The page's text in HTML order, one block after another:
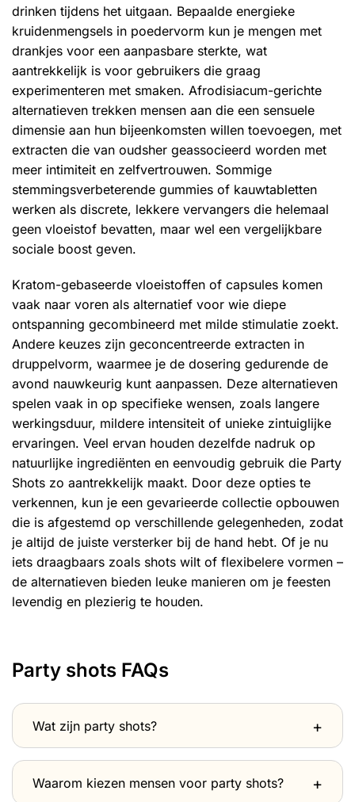
drinken tijdens het uitgaan. Bepaalde energieke
kruidenmengsels in poedervorm kun je mengen met
drankjes voor een aanpasbare sterkte, wat
aantrekkelijk is voor gebruikers die graag
experimenteren met smaken. Afrodisiacum-gerichte
alternatieven trekken mensen aan die een sensuele
dimensie aan hun bijeenkomsten willen toevoegen, met
extracten die van oudsher geassocieerd worden met
meer intimiteit en zelfvertrouwen. Sommige
stemmingsverbeterende gummies of kauwtabletten
werken als discrete, lekkere vervangers die helemaal
geen vloeistof bevatten, maar wel een vergelijkbare
sociale boost geven.
Kratom-gebaseerde vloeistoffen of capsules komen
vaak naar voren als alternatief voor wie diepe
ontspanning gecombineerd met milde stimulatie zoekt.
Andere keuzes zijn geconcentreerde extracten in
druppelvorm, waarmee je de dosering gedurende de
avond nauwkeurig kunt aanpassen. Deze alternatieven
spelen vaak in op specifieke wensen, zoals langere
werkingsduur, mildere intensiteit of unieke zintuiglijke
ervaringen. Veel ervan houden dezelfde nadruk op
natuurlijke ingrediënten en eenvoudig gebruik die Party
Shots zo aantrekkelijk maakt. Door deze opties te
verkennen, kun je een gevarieerde collectie opbouwen
die is afgestemd op verschillende gelegenheden, zodat
je altijd de juiste versterker bij de hand hebt. Of je nu
iets draagbaars zoals shots wilt of flexibelere vormen –
de alternatieven bieden leuke manieren om je feesten
levendig en plezierig te houden.
Party shots FAQs
Wat zijn party shots?
Waarom kiezen mensen voor party shots?